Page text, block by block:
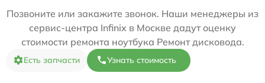
Позвоните или закажите звонок. Наши менеджеры из
сервис-центра Infinix в Москве дадут оценку
стоимости ремонта ноутбука Ремонт дисковода.
Есть запчасти Узнать стоимость